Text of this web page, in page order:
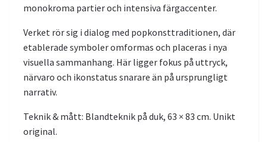
monokroma partier och intensiva färgaccenter.
Verket rör sig i dialog med popkonsttraditionen, där
etablerade symboler omformas och placeras i nya
visuella sammanhang. Här ligger fokus på uttryck,
närvaro och ikonstatus snarare än på ursprungligt
narrativ.
Teknik & mått: Blandteknik på duk, 63 × 83 cm. Unikt
original.